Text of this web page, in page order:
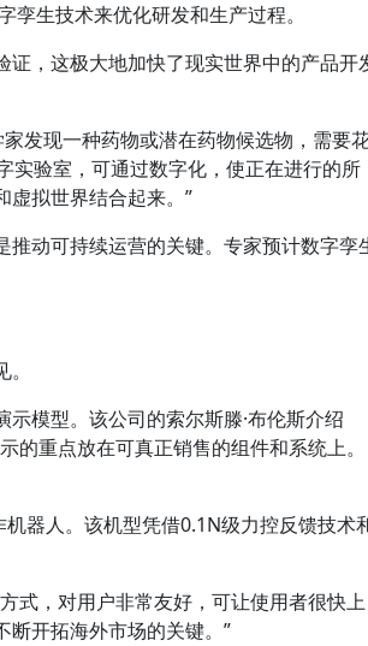
生技术来优化研发和生产过程。
，这极大地加快了现实世界中的产品开
发现一种药物或潜在药物候选物，需要
实验室，可通过数字化，使正在进行的所
虚拟世界结合起来。”
动可持续运营的关键。专家预计数字孪
模型。该公司的索尔斯滕·布伦斯介绍
的重点放在可真正销售的组件和系统上。
器人。该机型凭借0.1N级力控反馈技术
式，对用户非常友好，可让使用者很快上
开拓海外市场的关键。”